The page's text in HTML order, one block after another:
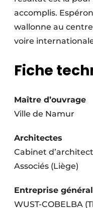
accomplis.
wallonne au
voire
Fiche
Maître d’ouvrage
Ville de Namur
Architectes
Cabinet
Associés (Liège)
Entreprise
WUST-COBELBA